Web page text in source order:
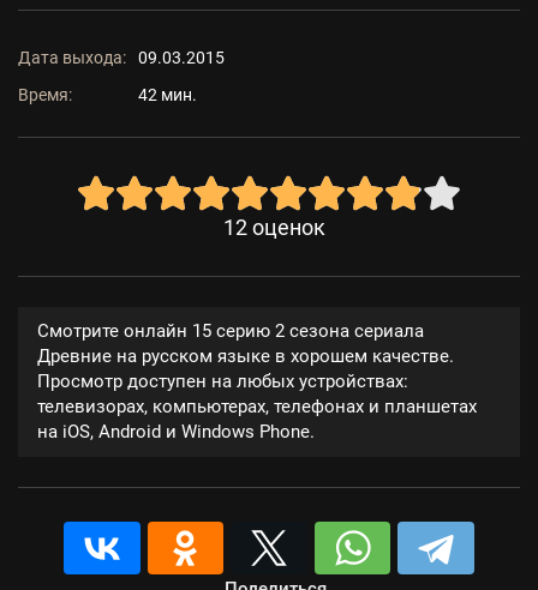
Дата выхода:
09.03.2015
Время:
42 мин.
12 оценок
Смотрите онлайн 15 серию 2 сезона сериала
Древние на русском языке в хорошем качестве.
Просмотр доступен на любых устройствах:
телевизорах, компьютерах, телефонах и планшетах
на iOS, Android и Windows Phone.